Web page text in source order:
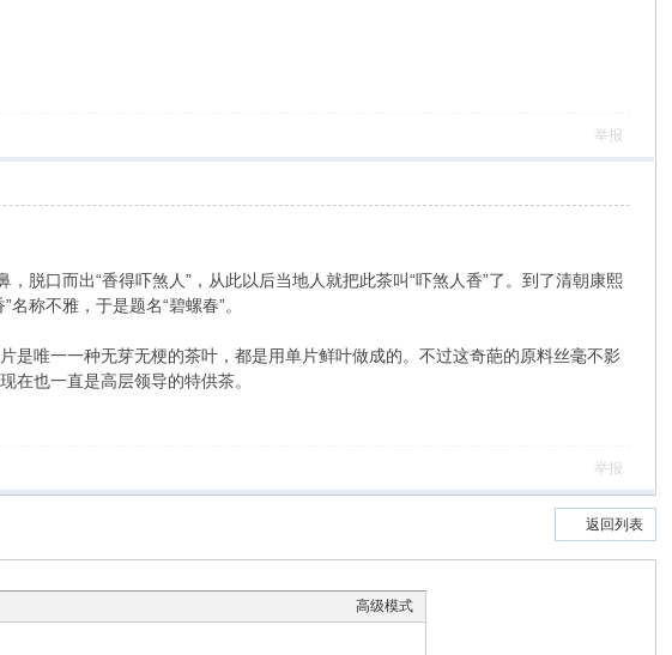
举报
脱口而出“香得吓煞人”，从此以后当地人就把此茶叫“吓煞人香”了。到了清朝康熙
称不雅，于是题名“碧螺春”。
唯一一种无芽无梗的茶叶，都是用单片鲜叶做成的。不过这奇葩的原料丝毫不影
在也一直是高层领导的特供茶。
举报
返回列表
高级模式